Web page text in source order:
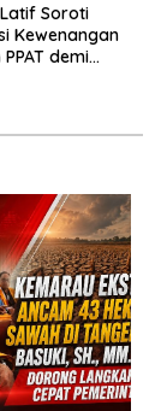
Soroti
Kewenangan
demi